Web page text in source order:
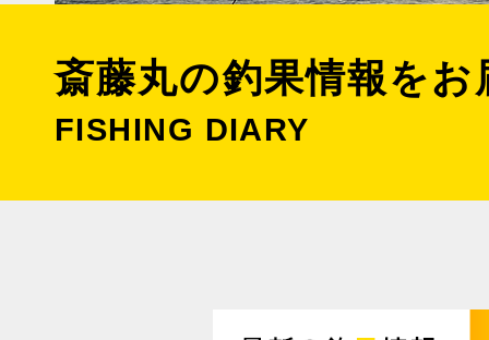
斎藤丸の釣果情報をお
FISHING DIARY